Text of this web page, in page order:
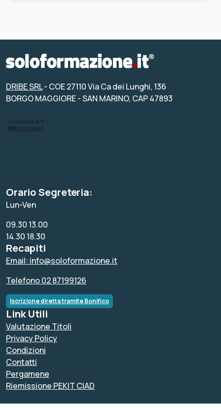
DRIBE SRL- COE 27110 Via Ca dei Lunghi, 136
BORGO MAGGIORE - SAN MARINO, CAP 47893
Orario Segreteria:
Lun-Ven
09.30 13.00
14.30 18.30
Recapiti
Email: info@soloformazione.it
Telefono 02 87199126
Iscrizione diretta tramite Bonifico
Link Utili
Valutazione Titoli
Privacy Policy
Condizioni
Contatti
Pergamene
Riemissione PEKIT CIAD